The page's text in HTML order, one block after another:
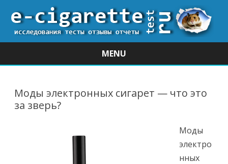
MENU
Моды электронных сигарет — что это
за зверь?
Моды
электро
нных